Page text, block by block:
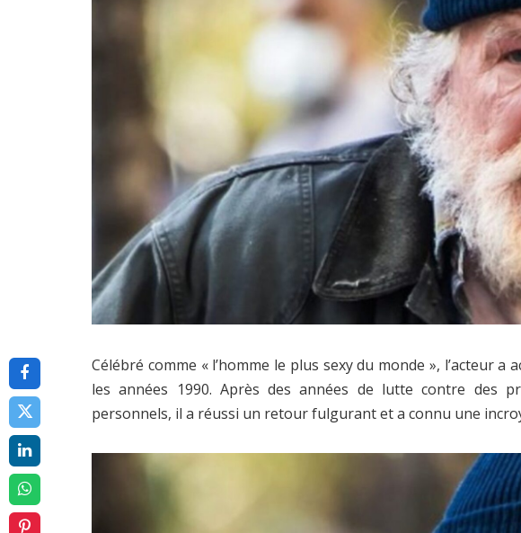
Célébré comme « l’homme le plus sexy du monde », l’acteur a
les années 1990. Après des années de lutte contre des
personnels, il a réussi un retour fulgurant et a connu une